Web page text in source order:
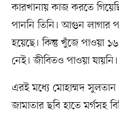
কারখানায় কাজ করতে
পাননি তিনি। আগুন লাগার
হয়েছে। কিন্তু খুঁজে পাওয়া
নেই। জীবিতও পাওয়া
এরই মধ্যে মোহাম্মদ সুলতান
জামাতার ছবি হাতে মর্গসহ